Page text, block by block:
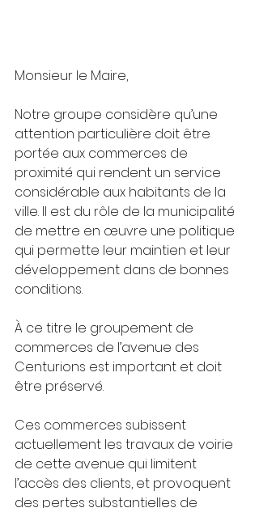
Monsieur le Maire,
Notre groupe considère qu’une
attention particulière doit être
portée aux commerces de
proximité qui rendent un service
considérable aux habitants de la
ville. Il est du rôle de la municipalité
de mettre en œuvre une politique
qui permette leur maintien et leur
développement dans de bonnes
conditions.
À ce titre le groupement de
commerces de l’avenue des
Centurions est important et doit
être préservé.
Ces commerces subissent
actuellement les travaux de voirie
de cette avenue qui limitent
l’accès des clients, et provoquent
des pertes substantielles de